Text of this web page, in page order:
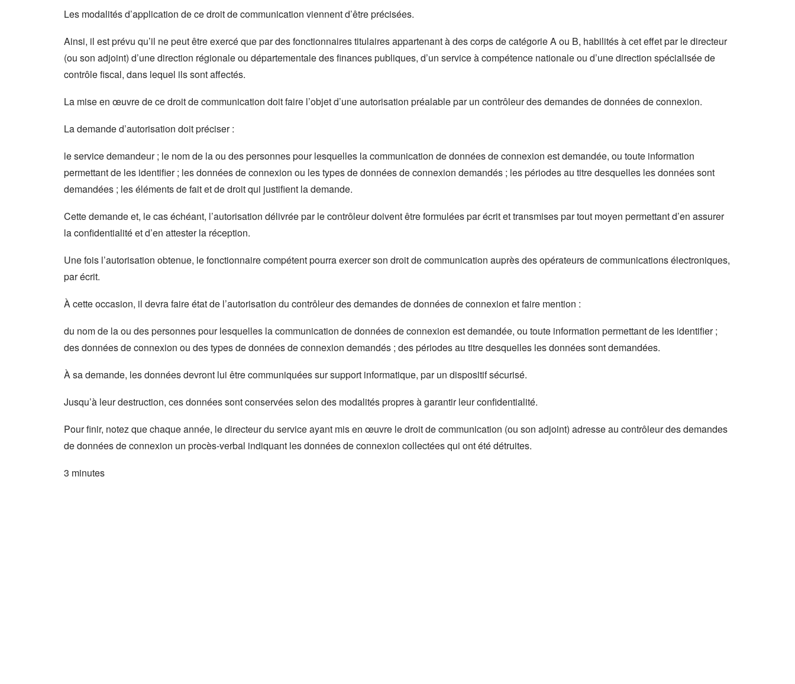
Les modalités d’application de ce droit de communication viennent d’être précisées.
Ainsi, il est prévu qu’il ne peut être exercé que par des fonctionnaires titulaires appartenant à des corps de catégorie A ou B, habilités à cet effet par le directeur
(ou son adjoint) d’une direction régionale ou départementale des finances publiques, d’un service à compétence nationale ou d’une direction spécialisée de
contrôle fiscal, dans lequel ils sont affectés.
La mise en œuvre de ce droit de communication doit faire l’objet d’une autorisation préalable par un contrôleur des demandes de données de connexion.
La demande d’autorisation doit préciser :
le service demandeur ; le nom de la ou des personnes pour lesquelles la communication de données de connexion est demandée, ou toute information
permettant de les identifier ; les données de connexion ou les types de données de connexion demandés ; les périodes au titre desquelles les données sont
demandées ; les éléments de fait et de droit qui justifient la demande.
Cette demande et, le cas échéant, l’autorisation délivrée par le contrôleur doivent être formulées par écrit et transmises par tout moyen permettant d’en assurer
la confidentialité et d’en attester la réception.
Une fois l’autorisation obtenue, le fonctionnaire compétent pourra exercer son droit de communication auprès des opérateurs de communications électroniques,
par écrit.
À cette occasion, il devra faire état de l’autorisation du contrôleur des demandes de données de connexion et faire mention :
du nom de la ou des personnes pour lesquelles la communication de données de connexion est demandée, ou toute information permettant de les identifier ;
des données de connexion ou des types de données de connexion demandés ; des périodes au titre desquelles les données sont demandées.
À sa demande, les données devront lui être communiquées sur support informatique, par un dispositif sécurisé.
Jusqu’à leur destruction, ces données sont conservées selon des modalités propres à garantir leur confidentialité.
Pour finir, notez que chaque année, le directeur du service ayant mis en œuvre le droit de communication (ou son adjoint) adresse au contrôleur des demandes
de données de connexion un procès-verbal indiquant les données de connexion collectées qui ont été détruites.
3 minutes